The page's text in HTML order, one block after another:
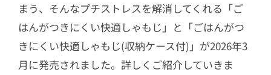
まう、そんなプチストレスを解消してくれる「ご
はんがつきにくい快適しゃもじ」と「ごはんがつ
きにくい快適しゃもじ(収納ケース付)」が2026年3
月に発売されました。詳しくご紹介していきま